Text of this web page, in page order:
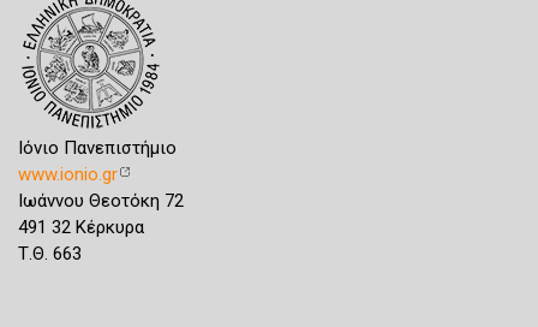
Ιόνιο Πανεπιστήμιο
www.ionio.gr
Ιωάννου Θεοτόκη 72
491 32 Κέρκυρα
Τ.Θ. 663